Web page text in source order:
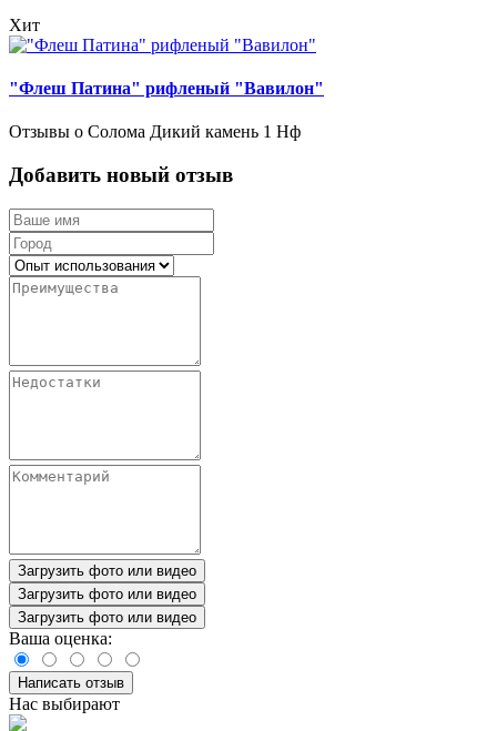
Хит
"Флеш Патина" рифленый "Вавилон"
Отзывы о Солома Дикий камень 1 Нф
Добавить новый отзыв
Загрузить фото или видео
Загрузить фото или видео
Загрузить фото или видео
Ваша оценка:
Написать отзыв
Нас выбирают